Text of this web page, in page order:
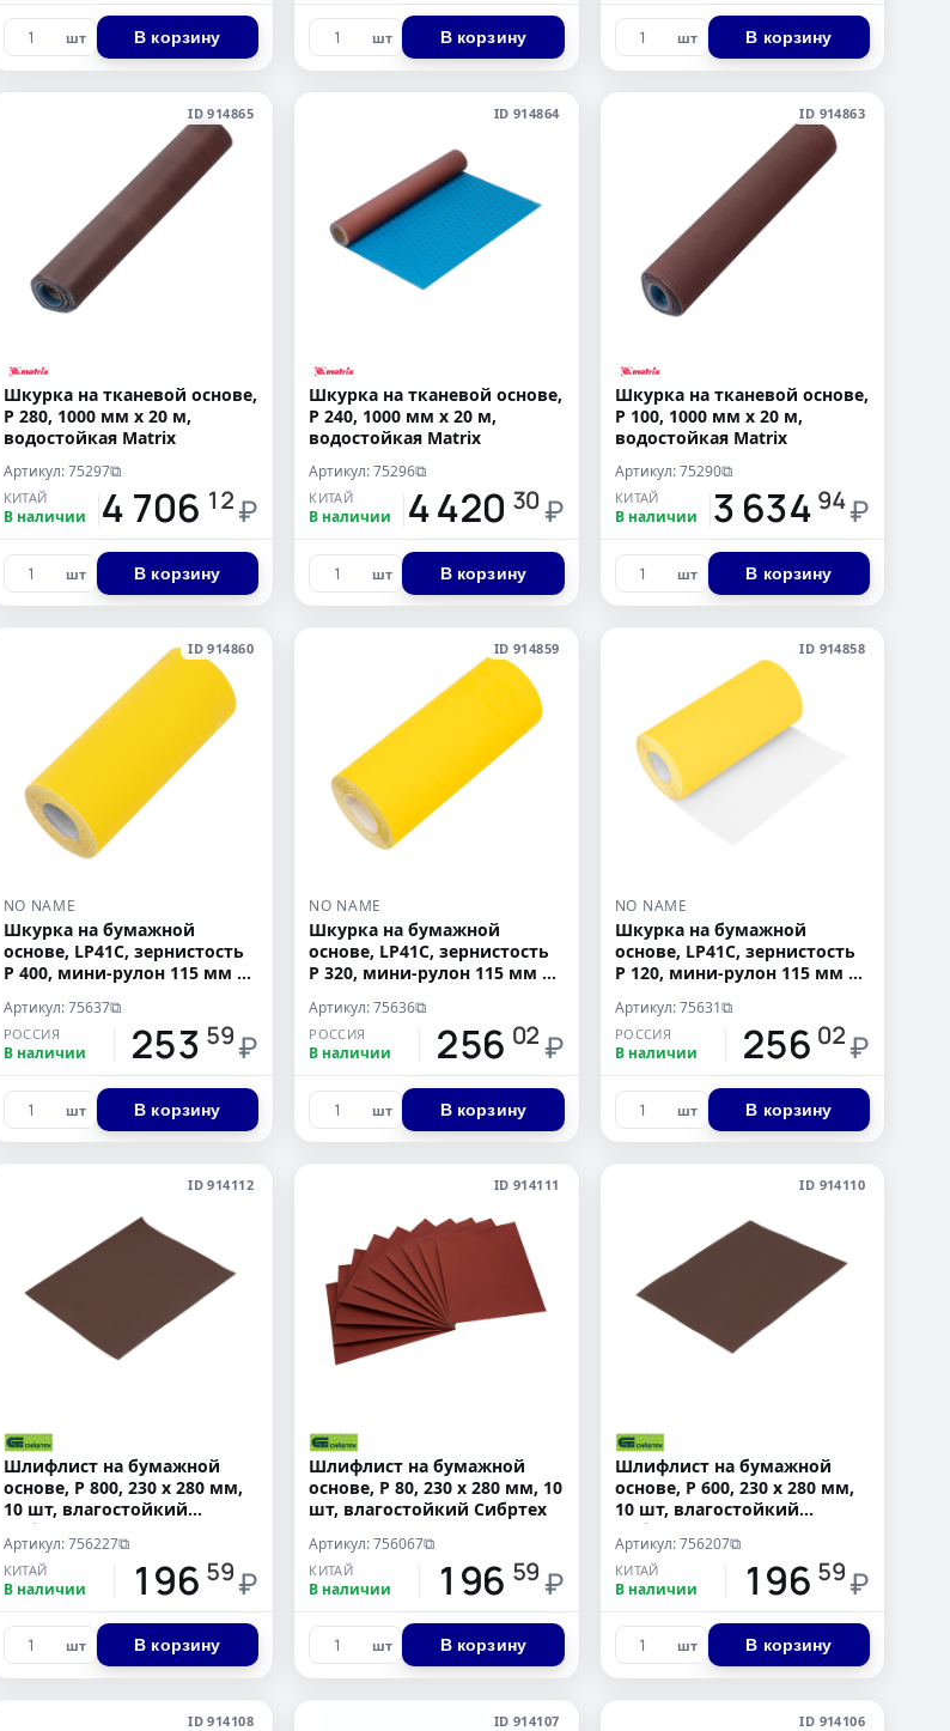
шт В корзину шт В корзину шт В корзину
ID 914865
Шкурка на тканевой основе,
P 280, 1000 мм х 20 м,
водостойкая Matrix
Артикул: 75297⧉
КИТАЙ
В наличии14 706 12₽
шт В корзину
ID 914864
Шкурка на тканевой основе,
P 240, 1000 мм х 20 м,
водостойкая Matrix
Артикул: 75296⧉
КИТАЙ
В наличии14 420 30₽
шт В корзину
ID 914863
Шкурка на тканевой основе,
P 100, 1000 мм х 20 м,
водостойкая Matrix
Артикул: 75290⧉
КИТАЙ
В наличии13 634 94₽
шт В корзину
ID 914860
NO NAME
Шкурка на бумажной
основе, LP41C, зернистость
Р 400, мини-рулон 115 мм х
Артикул: 75637⧉
РОССИЯ
В наличии 253 59₽
шт В корзину
ID 914859
NO NAME
Шкурка на бумажной
основе, LP41C, зернистость
Р 320, мини-рулон 115 мм х
Артикул: 75636⧉
РОССИЯ
В наличии 256 02 ₽
шт В корзину
ID 914858
NO NAME
Шкурка на бумажной
основе, LP41C, зернистость
Р 120, мини-рулон 115 мм х
Артикул: 75631⧉
РОССИЯ
В наличии 256 02₽
шт В корзину
ID 914112
Шлифлист на бумажной
основе, P 800, 230 х 280 мм,
10 шт, влагостойкий
Сибртех
Артикул: 756227⧉
КИТАЙ
В наличии 196 59₽
шт В корзину
ID 914111
Шлифлист на бумажной
основе, P 80, 230 х 280 мм, 10
шт, влагостойкий Сибртех
Артикул: 756067⧉
КИТАЙ
В наличии 196 59 ₽
шт В корзину
ID 914110
Шлифлист на бумажной
основе, P 600, 230 х 280 мм,
10 шт, влагостойкий
Сибртех
Артикул: 756207⧉
КИТАЙ
В наличии 196 59₽
шт В корзину
ID 914108 ID 914107 ID 914106